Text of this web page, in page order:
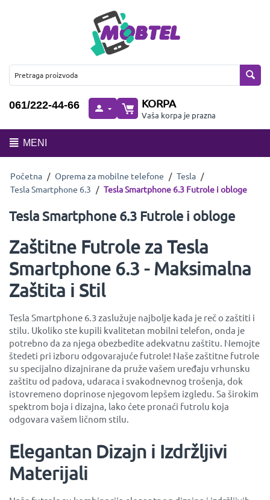
061/222-44-66 KORPA
Vaša korpa je prazna
MENI
Početna / Oprema za mobilne telefone / Tesla /
Tesla Smartphone 6.3 / Tesla Smartphone 6.3 Futrole i obloge
Tesla Smartphone 6.3 Futrole i obloge
Zaštitne Futrole za Tesla
Smartphone 6.3 - Maksimalna
Zaštita i Stil
Tesla Smartphone 6.3 zaslužuje najbolje kada je reč o zaštiti i
stilu. Ukoliko ste kupili kvalitetan mobilni telefon, onda je
potrebno da za njega obezbedite adekvatnu zaštitu. Nemojte
štedeti pri izboru odgovarajuće futrole! Naše zaštitne futrole
su specijalno dizajnirane da pruže vašem uređaju vrhunsku
zaštitu od padova, udaraca i svakodnevnog trošenja, dok
istovremeno doprinose njegovom lepšem izgledu. Sa širokim
spektrom boja i dizajna, lako ćete pronaći futrolu koja
odgovara vašem ličnom stilu.
Elegantan Dizajn i Izdržljivi
Materijali